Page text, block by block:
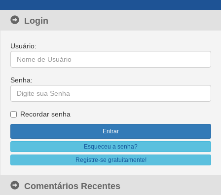
Login
Usuário:
Senha:
Recordar senha
Esqueceu a senha?
Registre-se gratuitamente!
Comentários Recentes